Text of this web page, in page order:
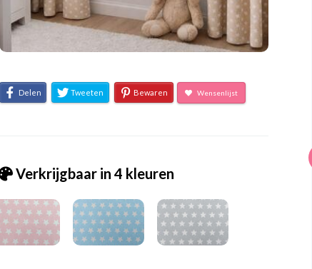
Delen Tweeten Bewaren Wensenlijst
Verkrijgbaar in 4 kleuren